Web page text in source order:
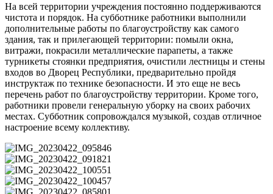
На всей территории учреждения постоянно поддерживаются
чистота и порядок. На субботнике работники выполнили
дополнительные работы по благоустройству как самого
здания, так и прилегающей территории: помыли окна,
витражи, покрасили металлические парапеты, а также
турникеты стоянки предприятия, очистили лестницы и стены
входов во Дворец Республики, предварительно пройдя
инструктаж по технике безопасности. И это еще не весь
перечень работ по благоустройству территории. Кроме того,
работники провели генеральную уборку на своих рабочих
местах. Субботник сопровождался музыкой, создав отличное
настроение всему коллективу.